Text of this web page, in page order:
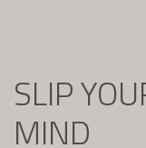
SLIP
MIND